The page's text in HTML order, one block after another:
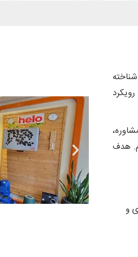
رویکرد
هدف
و